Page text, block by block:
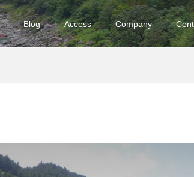
Blog Access Company